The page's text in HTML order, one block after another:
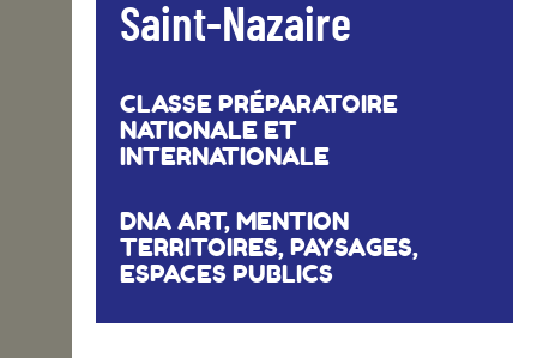
Saint-Nazaire
CLASSE PRÉPARATOIRE
NATIONALE ET
INTERNATIONALE
DNA ART, MENTION
TERRITOIRES, PAYSAGES,
ESPACES PUBLICS